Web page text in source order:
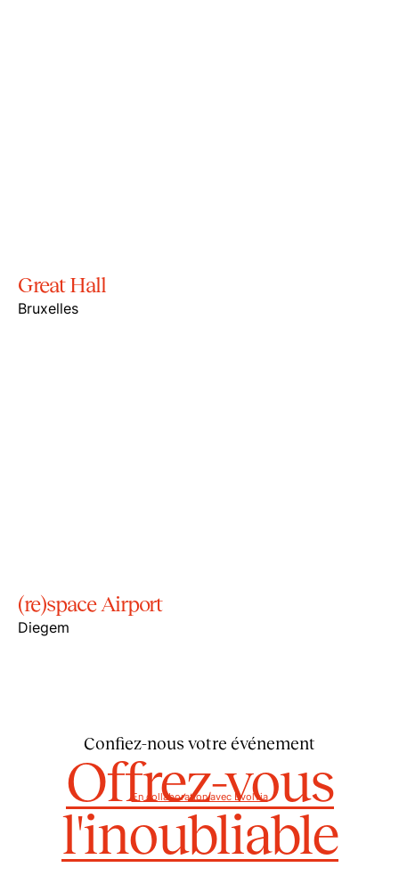
Great Hall
Bruxelles
(re)space Airport
Diegem
Confiez-nous votre événement
Offrez-vous
l'inoubliable
En collaboration avec Evolvia